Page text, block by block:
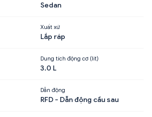
Sedan
Xuất xứ
Lắp ráp
Dung tích động cơ (lít)
3.0 L
Dẫn động
RFD - Dẫn động cầu sau